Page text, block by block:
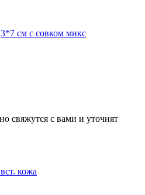
см с совком микс
свяжутся с вами и уточнят